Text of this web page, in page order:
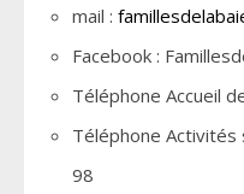
mail :
Facebook :
Téléphone Accueil
Téléphone Activités
98